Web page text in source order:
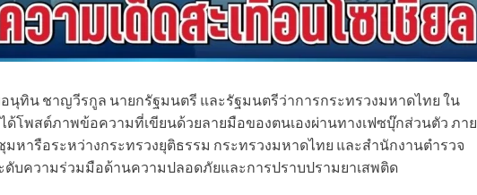
นุทิน ชาญวีรกูล นายกรัฐมนตรี และรัฐมนตรีว่าการกระทรวงมหาดไทย ใน
โพสต์ภาพข้อความที่เขียนด้วยลายมือของตนเองผ่านทางเฟซบุ๊กส่วนตัว ภาย
มหารือระหว่างกระทรวงยุติธรรม กระทรวงมหาดไทย และสำนักงานตำรวจ
ดับความร่วมมือด้านความปลอดภัยและการปราบปรามยาเสพติด